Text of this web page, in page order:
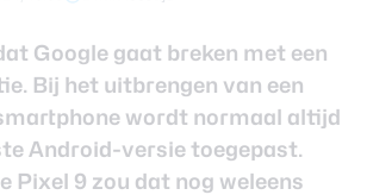
Google gaat breken met een
Bij het uitbrengen van een
wordt normaal altijd
Android-versie toegepast.
Pixel 9 zou dat nog weleens